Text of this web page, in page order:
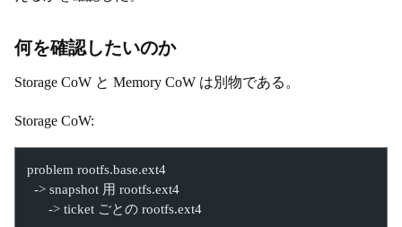
何を確認したいのか
Storage CoW と Memory CoW は別物である。
Storage CoW:
problem rootfs.base.ext4
  -> snapshot 用 rootfs.ext4
      -> ticket ごとの rootfs.ext4